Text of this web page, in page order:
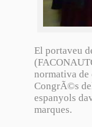
El portaveu
normativa de
CongrÃ©s
espanyols
marques.